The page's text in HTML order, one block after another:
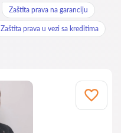
Zaštita prava na garanciju
Zaštita prava u vezi sa kreditima